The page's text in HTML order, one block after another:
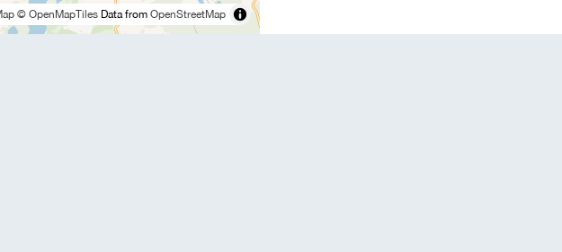
© OpenMapTiles Data from OpenStreetMap